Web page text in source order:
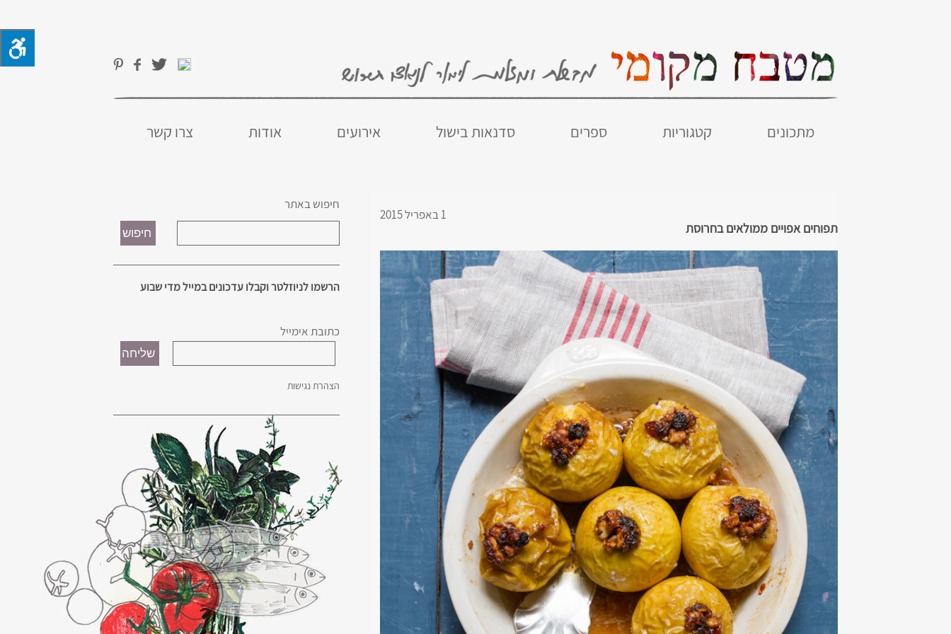
מתכונים קטגוריות ספרים סדנאות בישול אירועים אודות צרו קשר
1 באפריל 2015
תפוחים אפויים ממולאים בחרוסת
חיפוש באתר
הרשמו לניוזלטר וקבלו עדכונים במייל מדי שבוע
כתובת אימייל
הצהרת נגישות